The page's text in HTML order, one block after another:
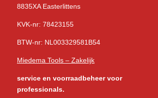
8835XA Easterlittens
KVK-nr: 78423155
BTW-nr: NL003329581B54
Miedema Tools – Zakelijk
service en voorraadbeheer voor
professionals.